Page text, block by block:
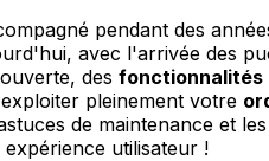
pendant des
avec l'arrivée des
des fonctionnalités
pleinement votre
de maintenance et
utilisateur !